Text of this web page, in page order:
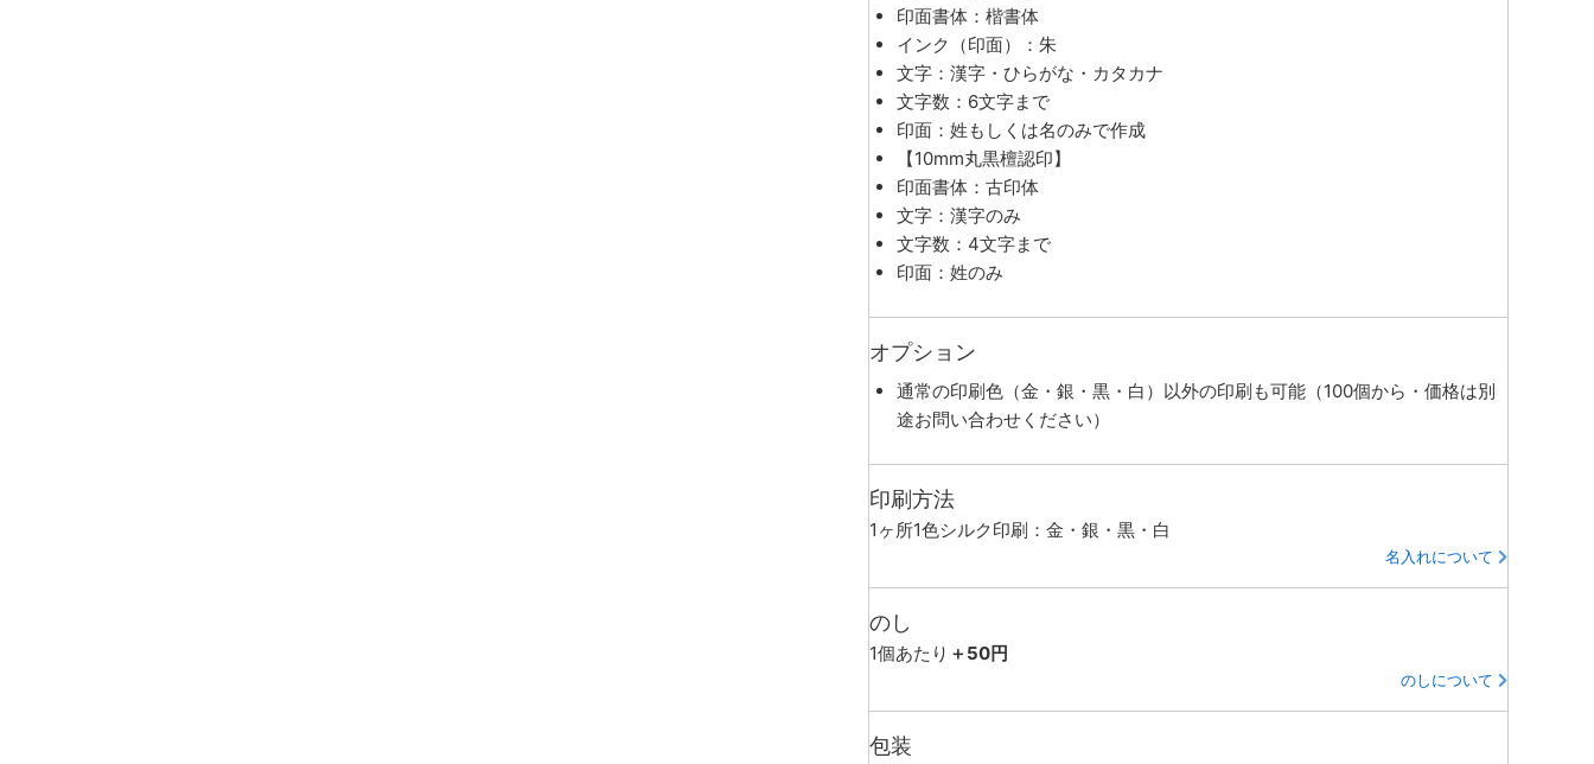
印面書体：楷書体
インク（印面）：朱
文字：漢字・ひらがな・カタカナ
文字数：6文字まで
印面：姓もしくは名のみで作成
【10mm丸黒檀認印】
印面書体：古印体
文字：漢字のみ
文字数：4文字まで
印面：姓のみ
オプション
通常の印刷色（金・銀・黒・白）以外の印刷も可能（100個から・価格は別
途お問い合わせください）
印刷方法
1ヶ所1色シルク印刷：金・銀・黒・白
名入れについて
のし
1個あたり ＋50円
のしについて
包装